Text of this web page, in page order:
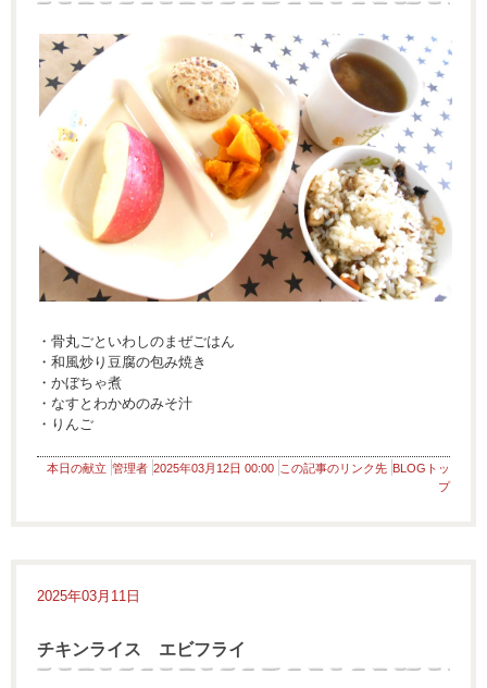
・骨丸ごといわしのまぜごはん
・和風炒り豆腐の包み焼き
・かぼちゃ煮
・なすとわかめのみそ汁
・りんご
本日の献立 管理者 2025年03月12日 00:00 この記事のリンク先 BLOGトッ
プ
2025年03月11日
チキンライス エビフライ